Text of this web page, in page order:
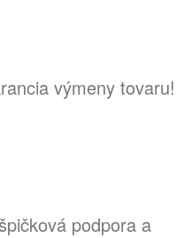
výmeny tovaru!
podpora a